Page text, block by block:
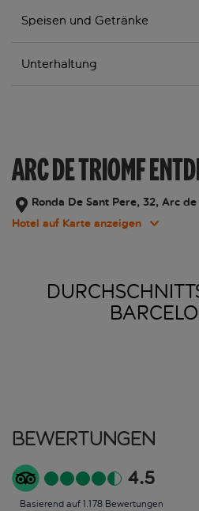
Speisen und Getränke
Unterhaltung
ARC DE TRIOMF
Ronda De Sant Pere, 32, Arc
Hotel auf Karte anzeigen
Bewertungen
4.5
Basierend auf 1.178 Bewertungen